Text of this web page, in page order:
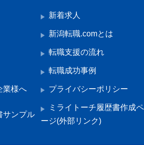
新着求人
新潟転職.comとは
転職支援の流れ
転職成功事例
業様へ プライバシーポリシー
サンプル
ミライトーチ履歴書作成ペ
ージ(外部リンク)